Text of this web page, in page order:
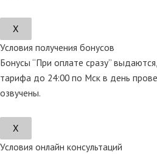
Х
Условия получения бонусов
Бонусы “При оплате сразу”
тарифа до 24:00 по Мск в день
озвучены.
Х
Условия онлайн консультаций